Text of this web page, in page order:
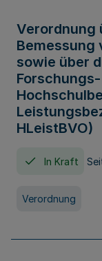
Verordnung
Bemessung
sowie über
HLeistBVO)
In Kraft
Verordnung